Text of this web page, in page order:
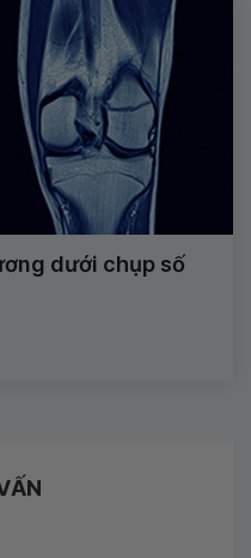
dưới chụp số